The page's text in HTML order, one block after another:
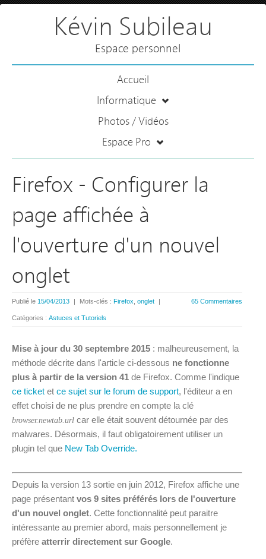
Kévin Subileau
Espace personnel
Accueil
Informatique
Photos / Vidéos
Espace Pro
Firefox - Configurer la
page affichée à
l'ouverture d'un nouvel
onglet
65 Commentaires
Publié le 15/04/2013 | Mots-clés : Firefox onglet |
Catégories : Astuces et Tutoriels
Mise à jour du 30 septembre 2015 : malheureusement, la
méthode décrite dans l'article ci-dessous ne fonctionne
plus à partir de la version 41 de Firefox. Comme l'indique
ce ticket et ce sujet sur le forum de support, l'éditeur a en
effet choisi de ne plus prendre en compte la clé
browser.newtab.url car elle était souvent détournée par des
malwares. Désormais, il faut obligatoirement utiliser un
plugin tel que New Tab Override.
Depuis la version 13 sortie en juin 2012, Firefox affiche une
page présentant vos 9 sites préférés lors de l'ouverture
d'un nouvel onglet. Cette fonctionnalité peut paraitre
intéressante au premier abord, mais personnellement je
préfère atterrir directement sur Google.